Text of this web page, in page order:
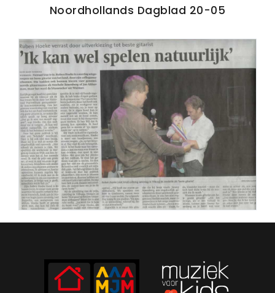
SHOP
COLUMNS
MEDIA
NIEUWS
GEAR
PRESSKIT
CONTACT
Noordhollands Dagblad 20-05